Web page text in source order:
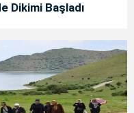
Dikimi Başladı